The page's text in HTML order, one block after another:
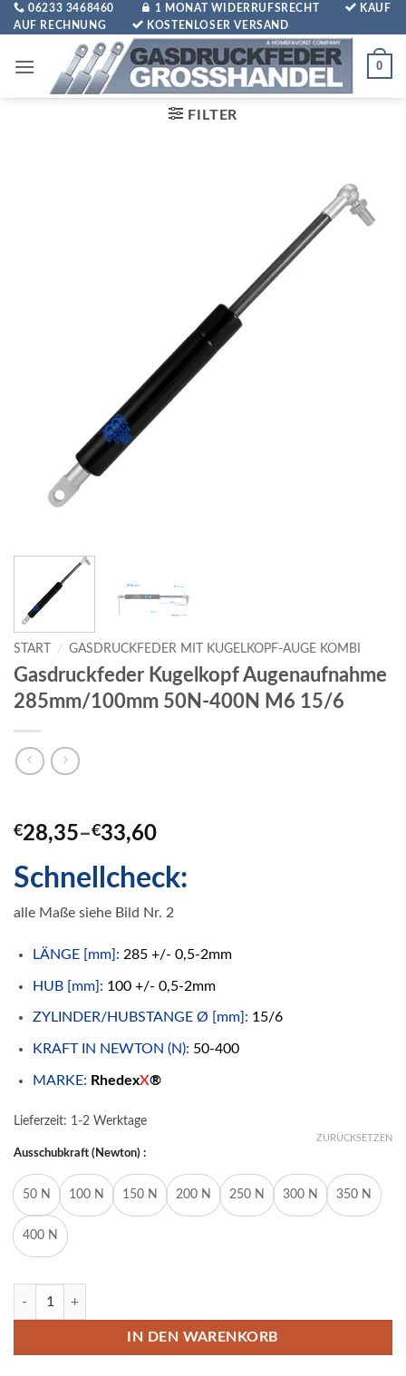
Zum
Inhalt
06233 3468460 1 MONAT WIDERRUFSRECHT
KAUF
AUF RECHNUNG
KOSTENLOSER VERSAND
0
FILTER
START / GASDRUCKFEDER MIT KUGELKOPF-AUGE KOMBI
Gasdruckfeder Kugelkopf Augenaufnahme
285mm/100mm 50N-400N M6 15/6
€28,35–€33,60
Schnellcheck:
alle Maße siehe Bild Nr. 2
LÄNGE [mm]: 285 +/- 0,5-2mm
HUB [mm]: 100 +/- 0,5-2mm
ZYLINDER/HUBSTANGE Ø [mm]: 15/6
KRAFT IN NEWTON (N): 50-400
MARKE: RhedexX®
Lieferzeit: 1-2 Werktage
Ausschubkraft (Newton) :
50 N 100 N 150 N 200 N 250 N 300 N 350 N
400 N
ZURÜCKSETZEN
Gasdruckfeder Kugelkopf Augenaufnahme 285mm/100mm 50N-
IN DEN WARENKORB